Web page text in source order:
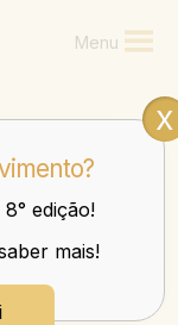
e na vida.
Menu
edição!
mais!
x